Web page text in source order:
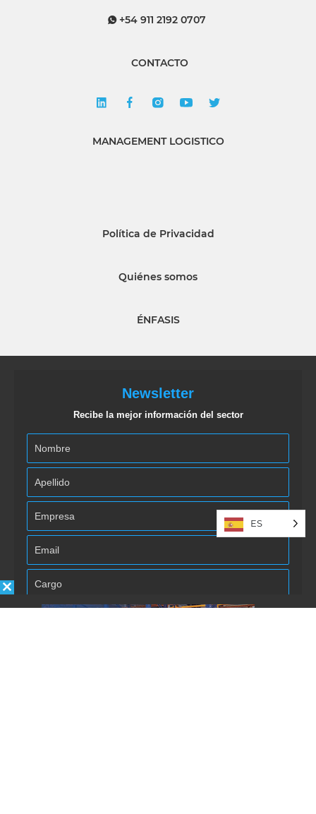
+54 911 2192 0707
CONTACTO
MANAGEMENT LOGISTICO
Política de Privacidad
Quiénes somos
ÉNFASIS
Newsletter
Recibe la mejor información del sector
ES